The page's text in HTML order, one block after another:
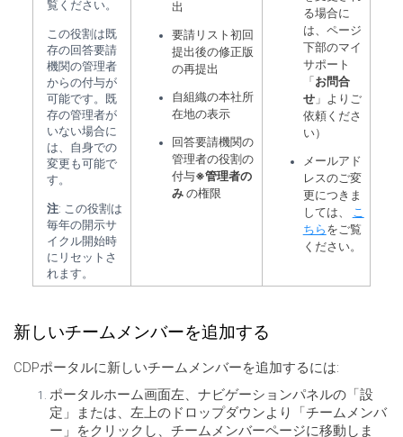
覧ください。
この役割は既
存の回答要請
機関の管理者
からの付与が
可能です。既
存の管理者が
いない場合に
は、自身での
変更も可能で
す。
注: この役割は
毎年の開示サ
イクル開始時
にリセットさ
れます。
出
要請リスト初回
提出後の修正版
の再提出
自組織の本社所
在地の表示
回答要請機関の
管理者の役割の
付与※管理者の
みの権限
る場合に
は、ページ
下部のマイ
サポート
「 お問合
せ」よりご
依頼くださ
い）
メールアド
レスのご変
更につきま
しては、
こ
ちら をご覧
ください。
新しいチームメンバーを追加する
CDPポータルに新しいチームメンバーを追加するには:
ポータルホーム画面左、ナビゲーションパネルの「設
定」または、左上のドロップダウンより「チームメンバ
ー」をクリックし、チームメンバーページに移動しま